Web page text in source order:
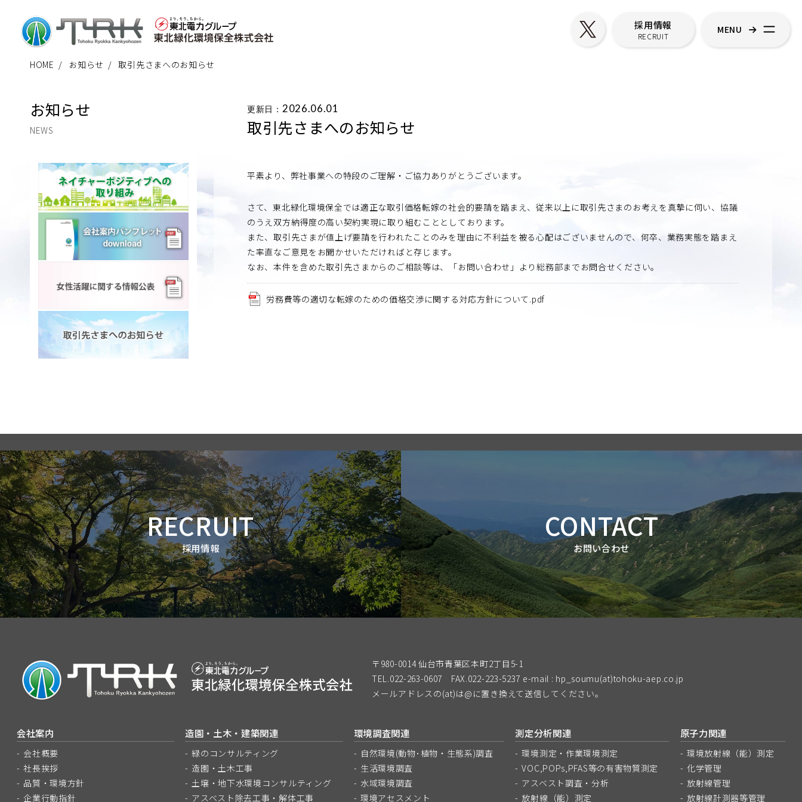
採用情報
RECRUIT
MENU
HOME お知らせ 取引先さまへのお知らせ
お知らせ
NEWS
更新日： 2026.06.01
取引先さまへのお知らせ
平素より、弊社事業への特段のご理解・ご協力ありがとうございます。
さて、東北緑化環境保全では適正な取引価格転嫁の社会的要請を踏まえ、従来以上に取引先さまのお考えを真摯に伺い、協議
のうえ双方納得度の高い契約実現に取り組むこととしております。
また、取引先さまが値上げ要請を行われたことのみを理由に不利益を被る心配はございませんので、何卒、業務実態を踏まえ
た率直なご意見をお聞かせいただければと存じます。
なお、本件を含めた取引先さまからのご相談等は、「お問い合わせ」より総務部までお問合せください。
労務費等の適切な転嫁のための価格交渉に関する対応方針について.pdf
RECRUIT
採用情報
CONTACT
お問い合わせ
〒980-0014 仙台市青葉区本町2丁目5-1
TEL.022-263-0607 FAX.022-223-5237 e-mail : hp_soumu(at)tohoku-aep.co.jp
メールアドレスの(at)は@に置き換えて送信してください。
会社案内
会社概要
社長挨拶
品質・環境方針
企業行動指針
造園・土木・建築関連
緑のコンサルティング
造園・土木工事
土壌・地下水環境コンサルティング
アスベスト除去工事・解体工事
環境調査関連
自然環境(動物･植物・生態系)調査
生活環境調査
水域環境調査
環境アセスメント
測定分析関連
環境測定・作業環境測定
VOC,POPs,PFAS等の有害物質測定
アスベスト調査・分析
放射線（能）測定
原子力関連
環境放射線（能）測定
化学管理
放射線管理
放射線計測器等管理